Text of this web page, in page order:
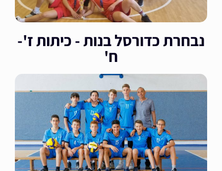
נבחרת כדורסל בנות - כיתות ז'-
ח'